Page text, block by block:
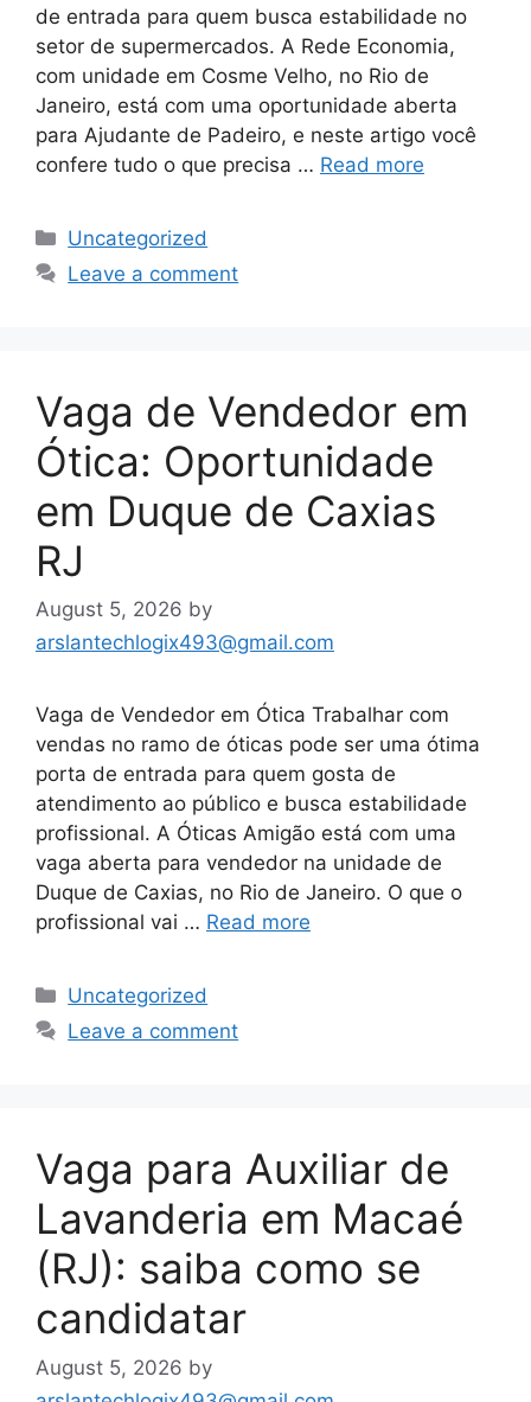
de entrada para quem busca estabilidade no
setor de supermercados. A Rede Economia,
com unidade em Cosme Velho, no Rio de
Janeiro, está com uma oportunidade aberta
para Ajudante de Padeiro, e neste artigo você
confere tudo o que precisa … Read more
Categories
Uncategorized
Leave a comment
Vaga de Vendedor em
Ótica: Oportunidade
em Duque de Caxias
RJ
August 5, 2026 by
arslantechlogix493@gmail.com
Vaga de Vendedor em Ótica Trabalhar com
vendas no ramo de óticas pode ser uma ótima
porta de entrada para quem gosta de
atendimento ao público e busca estabilidade
profissional. A Óticas Amigão está com uma
vaga aberta para vendedor na unidade de
Duque de Caxias, no Rio de Janeiro. O que o
profissional vai … Read more
Categories
Uncategorized
Leave a comment
Vaga para Auxiliar de
Lavanderia em Macaé
(RJ): saiba como se
candidatar
August 5, 2026 by